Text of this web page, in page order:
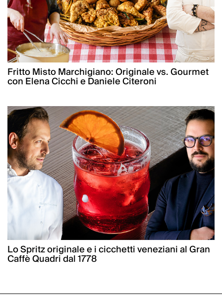
Fritto Misto Marchigiano: Originale vs. Gourmet
con Elena Cicchi e Daniele Citeroni
Lo Spritz originale e i cicchetti veneziani al Gran
Caffè Quadri dal 1778